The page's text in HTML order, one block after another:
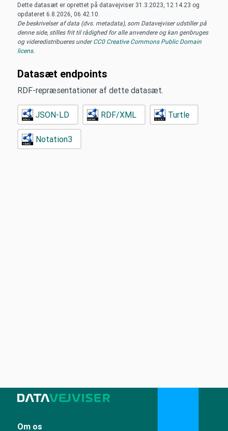
Dette datasæt er oprettet på datavejviser 31.3.2023, 12.14.23 og
opdateret 6.8.2026, 06.42.10
De beskrivelser af data (dvs. metadata), som Datavejviser udstiller på
denne side, stilles frit til rådighed for alle anvendere og kan genbruges
og videredistribueres underCC0 Creative Commons Public Domain
licens.
Datasæt endpoints
RDF-repræsentationer af dette datasæt.
JSON-LD RDF/XML Turtle
Notation3
Om os